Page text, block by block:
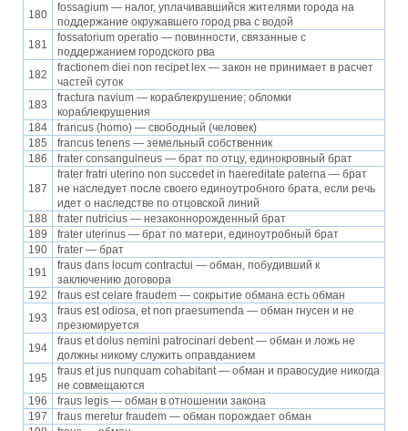
180
fossagium — налог, уплачивавшийся жителями города на
поддержание окружавшего город рва с водой
181
fossatorium operatio — повинности, связанные с
поддержанием городского рва
182
fractionem diei non recipet lex — закон не принимает в расчет
частей суток
183
fractura navium — кораблекрушение; обломки
кораблекрушения
184
francus (homo) — свободный (человек)
185
francus tenens — земельный собственник
186
frater consanguineus — брат по отцу, единокровный брат
187
frater fratri uterino non succedet in haereditate paterna — брат
не наследует после своего единоутробного брата, если речь
идет о наследстве по отцовской линий
188
frater nutricius — незаконнорожденный брат
189
frater uterinus — брат по матери, единоутробный брат
190
frater — брат
191
fraus dans locum contractui — обман, побудивший к
заключению договора
192
fraus est celare fraudem — сокрытие обмана есть обман
193
fraus est odiosa, et non praesumenda — обман гнусен и не
презюмируется
194
fraus et dolus nemini patrocinari debent — обман и ложь не
должны никому служить оправданием
195
fraus et jus nunquam cohabitant — обман и правосудие никогда
не совмещаются
196
fraus legis — обман в отношении закона
197
fraus meretur fraudem — обман порождает обман